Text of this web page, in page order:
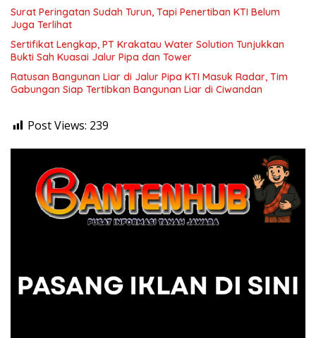
Surat Peringatan Sudah Turun, Tapi Penertiban KTI Belum
Juga Terlihat
Sertifikat Lengkap, PT Krakatau Water Solution Tunjukkan
Bukti Sah Kuasai Jalur Pipa dan Tower
Ratusan Bangunan Liar di Jalur Pipa KTI Masuk Radar, Tim
Gabungan Siap Tertibkan Bangunan Liar di Ciwandan
Post Views: 239